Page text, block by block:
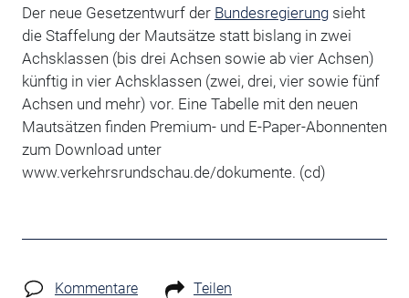
Der neue Gesetzentwurf der Bundesregierungsieht
die Staffelung der Mautsätze statt bislang in zwei
Achsklassen (bis drei Achsen sowie ab vier Achsen)
künftig in vier Achsklassen (zwei, drei, vier sowie fünf
Achsen und mehr) vor. Eine Tabelle mit den neuen
Mautsätzen finden Premium- und E-Paper-Abonnenten
zum Download unter
www.verkehrsrundschau.de/dokumente. (cd)
Kommentare Teilen